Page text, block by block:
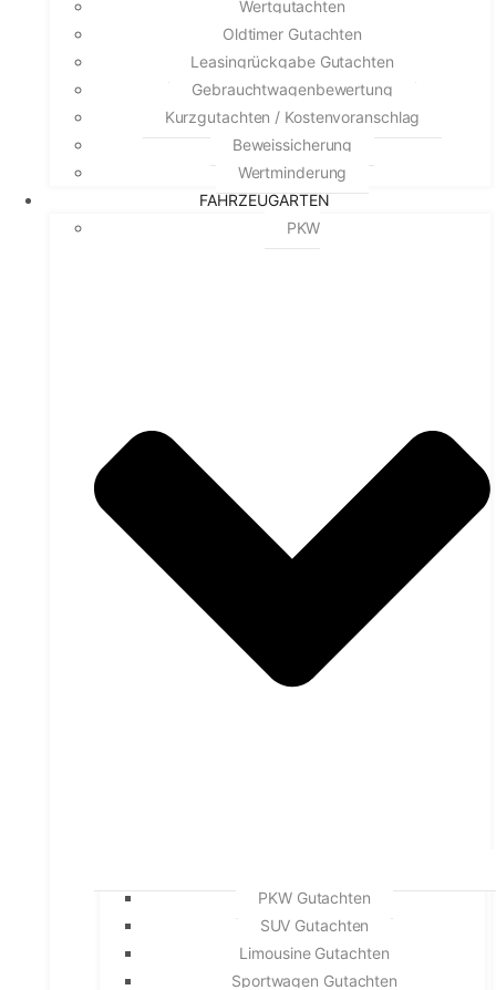
Wertgutachten
Oldtimer Gutachten
Leasingrückgabe Gutachten
Gebrauchtwagenbewertung
Kurzgutachten / Kostenvoranschlag
Beweissicherung
Wertminderung
FAHRZEUGARTEN
PKW
PKW Gutachten
SUV Gutachten
Limousine Gutachten
Sportwagen Gutachten